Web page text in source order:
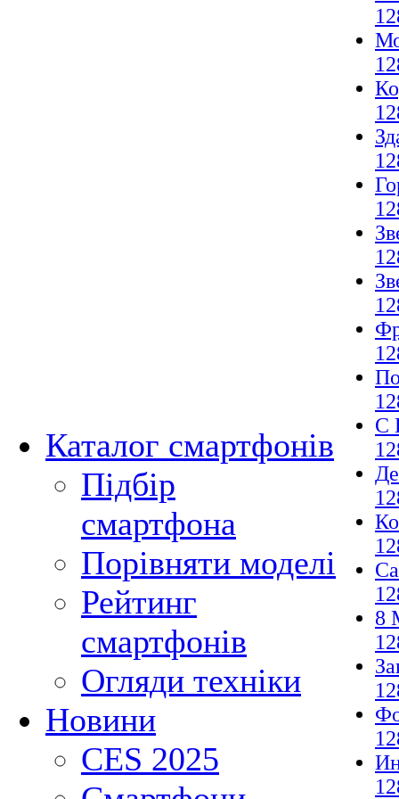
Каталог смартфонів
Підбір
смартфона
Порівняти моделі
Рейтинг
смартфонів
Огляди техніки
Новини
CES 2025
С
8